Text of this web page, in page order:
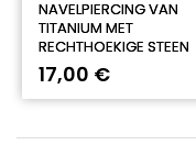
NAVELPIERCING VAN
TITANIUM MET
RECHTHOEKIGE STEEN
17,00 €